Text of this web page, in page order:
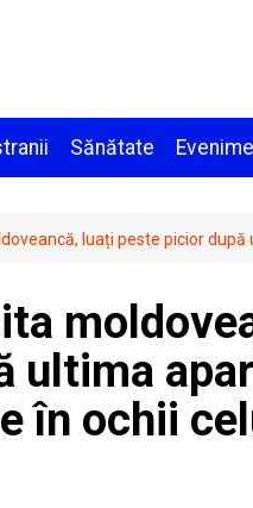
Sănătate
luați peste picior
ultima
în ochii